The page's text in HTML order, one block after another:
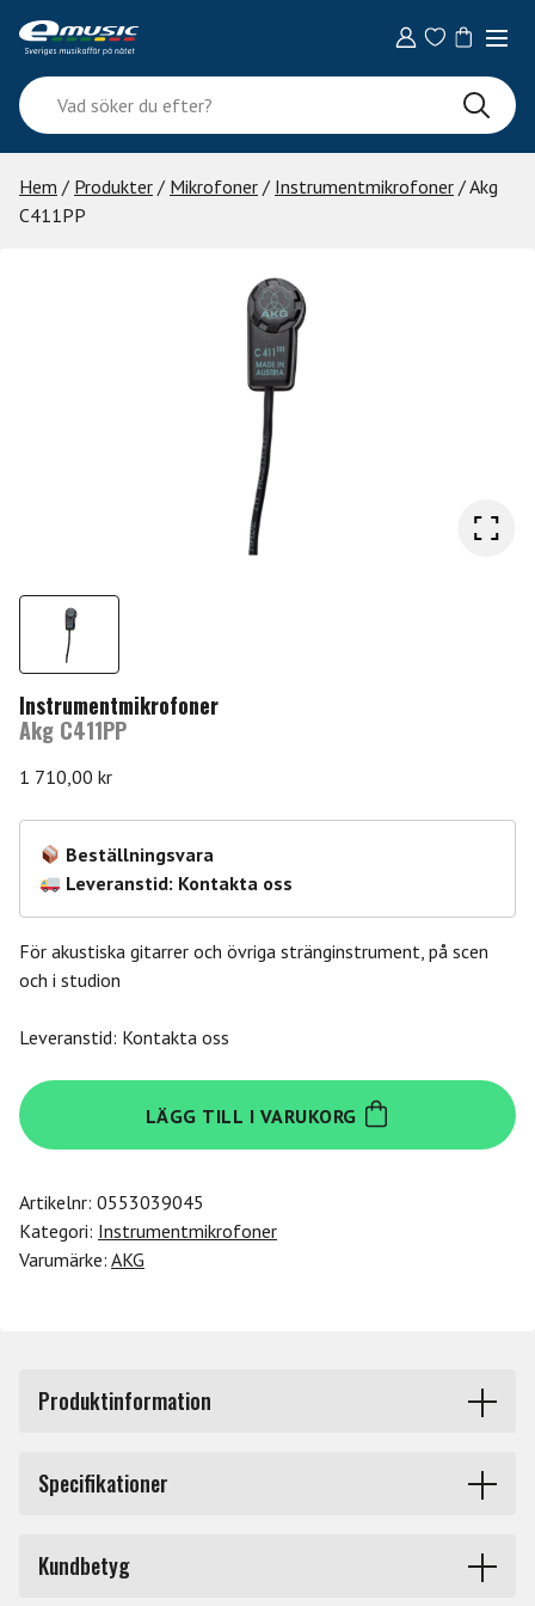
content
Vad
söker
du
efter?
Hem / Produkter / Mikrofoner / Instrumentmikrofoner / Akg
C411PP
Instrumentmikrofoner
Akg C411PP
1 710,00 kr
Beställningsvara
Leveranstid: Kontakta oss
För akustiska gitarrer och övriga stränginstrument, på scen
och i studion
Leveranstid: Kontakta oss
Akg
C411PP
mängd
LÄGG TILL I VARUKORG
Artikelnr: 0553039045
Kategori: Instrumentmikrofoner
Varumärke: AKG
Produktinformation
scen och i studion
C411 är en vibrationspickup med en integrerad
kondensatorkapsel som återger ett tydligt ljud helt utan
Specifikationer
Kundbetyg